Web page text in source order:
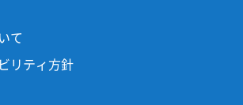
て
リティ方針